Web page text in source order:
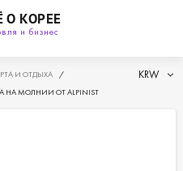
О КОРЕЕ
и бизнес
И ОТДЫХА
/
НА МОЛНИИ ОТ ALPINIST
KRW